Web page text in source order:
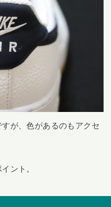
が、色があるのもアクセ
ント。